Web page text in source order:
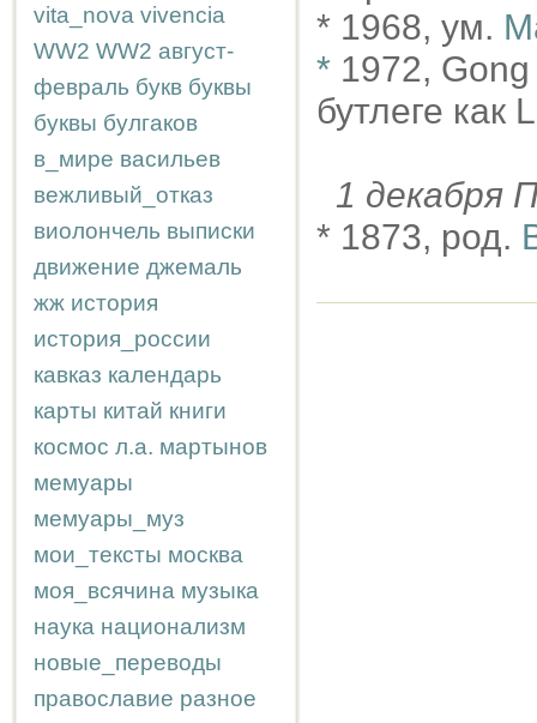
vita_nova vivencia
WW2 WW2 август-
февраль букв буквы
буквы булгаков
в_мире васильев
вежливый_отказ
виолончель выписки
движение джемаль
жж история
история_россии
кавказ календарь
карты китай книги
космос л.а. мартынов
мемуары
мемуары_муз
мои_тексты москва
моя_всячина музыка
наука национализм
новые_переводы
православие разное
* 1968, ум.
* 1972,
бутлеге как
1
* 1873, род.